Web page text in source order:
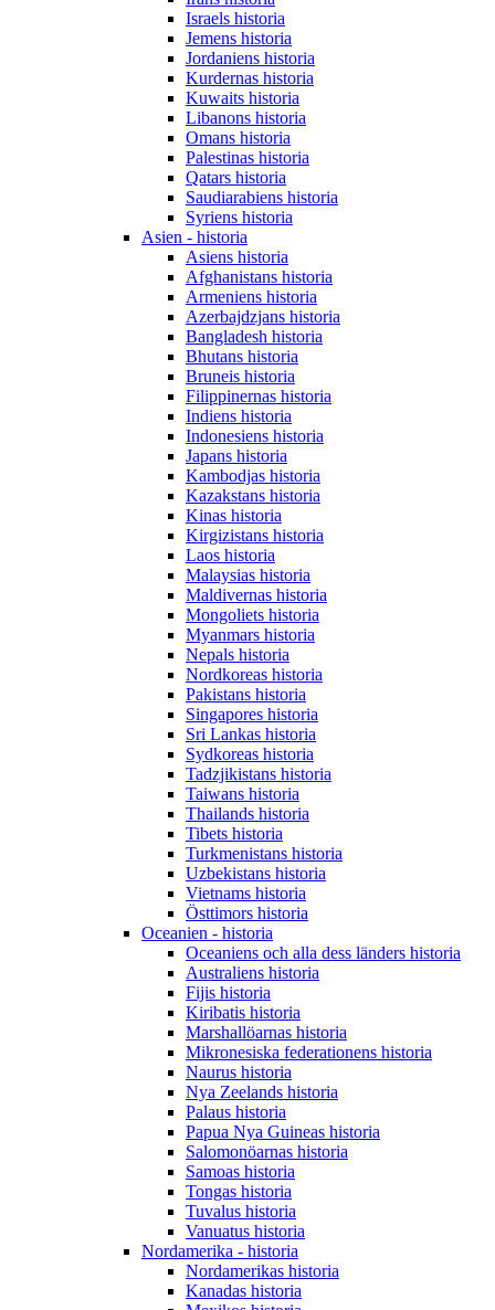
Israels historia
Jemens historia
Jordaniens historia
Kurdernas historia
Kuwaits historia
Libanons historia
Omans historia
Palestinas historia
Qatars historia
Saudiarabiens historia
Syriens historia
Asien - historia
Asiens historia
Afghanistans historia
Armeniens historia
Azerbajdzjans historia
Bangladesh historia
Bhutans historia
Bruneis historia
Filippinernas historia
Indiens historia
Indonesiens historia
Japans historia
Kambodjas historia
Kazakstans historia
Kinas historia
Kirgizistans historia
Laos historia
Malaysias historia
Maldivernas historia
Mongoliets historia
Myanmars historia
Nepals historia
Nordkoreas historia
Pakistans historia
Singapores historia
Sri Lankas historia
Sydkoreas historia
Tadzjikistans historia
Taiwans historia
Thailands historia
Tibets historia
Turkmenistans historia
Uzbekistans historia
Vietnams historia
Östtimors historia
Oceanien - historia
Oceaniens och alla dess länders historia
Australiens historia
Fijis historia
Kiribatis historia
Marshallöarnas historia
Mikronesiska federationens historia
Naurus historia
Nya Zeelands historia
Palaus historia
Papua Nya Guineas historia
Salomonöarnas historia
Samoas historia
Tongas historia
Tuvalus historia
Vanuatus historia
Nordamerika - historia
Nordamerikas historia
Kanadas historia